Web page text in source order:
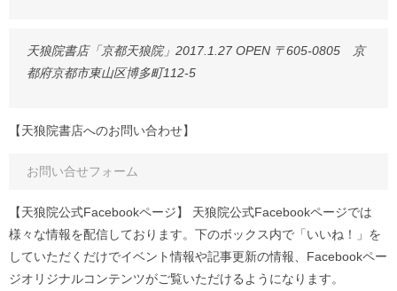
天狼院書店「京都天狼院」2017.1.27 OPEN 〒605-0805 京
都府京都市東山区博多町112-5
【天狼院書店へのお問い合わせ】
お問い合せフォーム
【天狼院公式Facebookページ】 天狼院公式Facebookページでは
様々な情報を配信しております。下のボックス内で「いいね！」を
していただくだけでイベント情報や記事更新の情報、Facebookペー
ジオリジナルコンテンツがご覧いただけるようになります。